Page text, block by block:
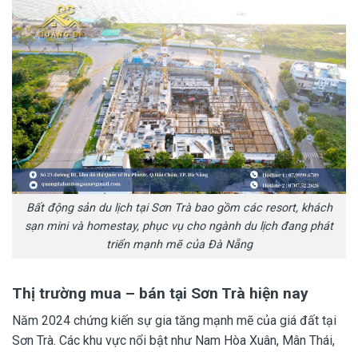
Bất động sản du lịch tại Sơn Trà bao gồm các resort, khách
sạn mini và homestay, phục vụ cho ngành du lịch đang phát
triển mạnh mẽ của Đà Nẵng
Thị trường mua – bán tại Sơn Trà hiện nay
Năm 2024 chứng kiến sự gia tăng mạnh mẽ của giá đất tại
Sơn Trà. Các khu vực nổi bật như Nam Hòa Xuân, Mân Thái,